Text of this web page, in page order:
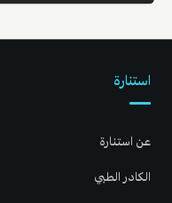
استنارة
عن استنارة
الكادر الطبي